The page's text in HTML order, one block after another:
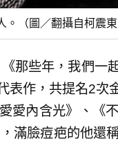
（圖／翻攝自柯震東
那些年，我們一
表作，共提名2次
愛內含光》、《
滿臉痘疤的他還